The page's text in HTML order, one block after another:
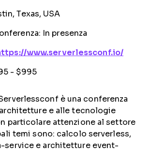
Texas, USA
In presenza
www.serverlessconf.io/
- $995
è una conferenza
e alle tecnologie
particolare attenzione al settore
temi sono: calcolo serverless,
service e architetture event-